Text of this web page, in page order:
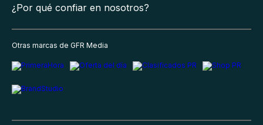
¿Por qué confiar en nosotros?
Otras marcas de GFR Media